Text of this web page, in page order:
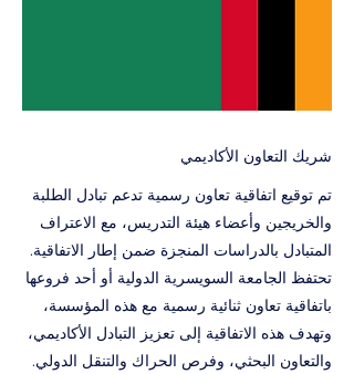
شريك التعاون الأكاديمي
تم توقيع اتفاقية تعاون رسمية تدعم تبادل الطلبة
والخريجين وأعضاء هيئة التدريس، مع الاعتراف
المتبادل بالدراسات المنجزة ضمن إطار الاتفاقية.
تحتفظ الجامعة السويسرية الدولية أو أحد فروعها
باتفاقية تعاون ثنائية رسمية مع هذه المؤسسة،
وتهدف هذه الاتفاقية إلى تعزيز التبادل الأكاديمي،
والتعاون البحثي، وفرص الحراك والتنقل الدولي.